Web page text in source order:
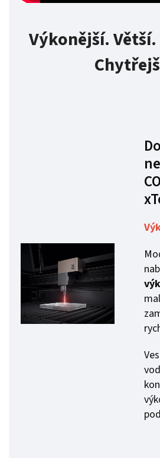
Výkonější.